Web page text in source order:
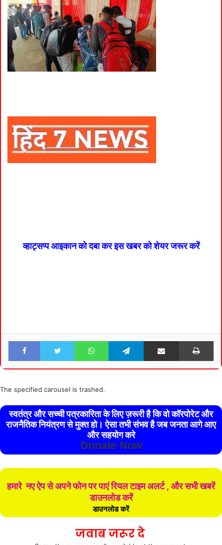
व्हाट्सप्प आइकान को दबा कर इस खबर को शेयर जरूर करें
Facebook Twitter WhatsApp Telegram Share via Email
The specified carousel is trashed.
स्वतंत्र और सच्ची पत्रकारिता के लिए ज़रूरी है कि वो कॉरपोरेट और
राजनैतिक नियंत्रण से मुक्त हो। ऐसा तभी संभव है जब जनता आगे आए
और सहयोग करे
Donate Now
हमारे नए ऐप से अपने फोन पर पाएं रियल टाइम अलर्ट , और सभी खबरें
डाउनलोड करें
डाउनलोड करें
जवाब जरूर दे